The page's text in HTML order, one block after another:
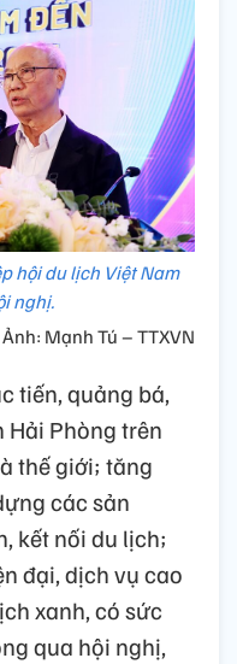
hội du lịch Việt Nam
nghị.
Ảnh: Mạnh Tú – TTXVN
tiến, quảng bá,
Phòng trên
thế giới; tăng
các sản
kết nối du lịch;
đại, dịch vụ cao
xanh, có sức
qua hội nghị,